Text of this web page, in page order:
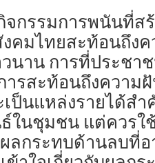
จกรรมการพนันที่ส
คมไทยสะท้อนถึง
นาน การที่ประช
ารสะท้อนถึงความ
ป็นแหล่งรายได้ส
ในชุมชน แต่ควร
ลกระทบด้านลบที่